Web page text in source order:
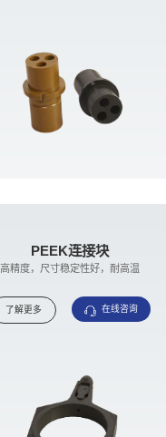
PEEK连接块
高精度，尺寸稳定性好，耐高温
了解更多 在线咨询